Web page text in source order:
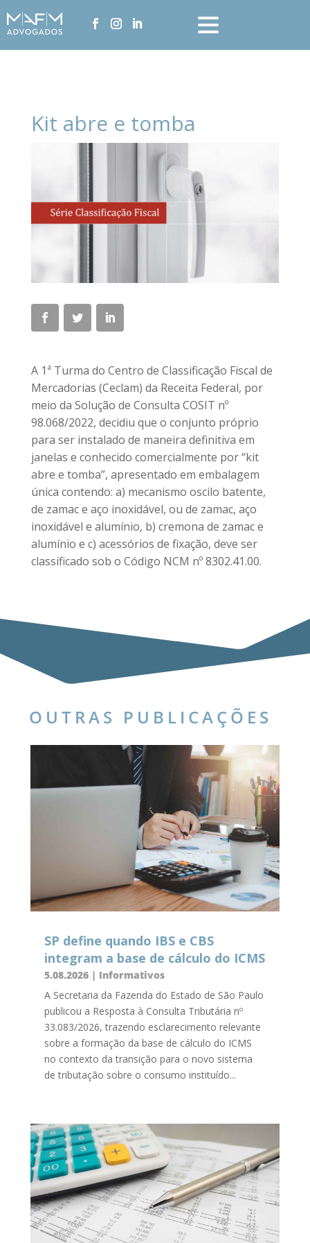
Kit abre e tomba
A 1ª Turma do Centro de Classificação Fiscal de
Mercadorias (Ceclam) da Receita Federal, por
meio da Solução de Consulta COSIT nº
98.068/2022, decidiu que o conjunto próprio
para ser instalado de maneira definitiva em
janelas e conhecido comercialmente por “kit
abre e tomba”, apresentado em embalagem
única contendo: a) mecanismo oscilo batente,
de zamac e aço inoxidável, ou de zamac, aço
inoxidável e alumínio, b) cremona de zamac e
alumínio e c) acessórios de fixação, deve ser
classificado sob o Código NCM nº 8302.41.00.
OUTRAS PUBLICAÇÕES
SP define quando IBS e CBS
integram a base de cálculo do ICMS
5.08.2026| Informativos
A Secretaria da Fazenda do Estado de São Paulo
publicou a Resposta à Consulta Tributária nº
33.083/2026, trazendo esclarecimento relevante
sobre a formação da base de cálculo do ICMS
no contexto da transição para o novo sistema
de tributação sobre o consumo instituído...